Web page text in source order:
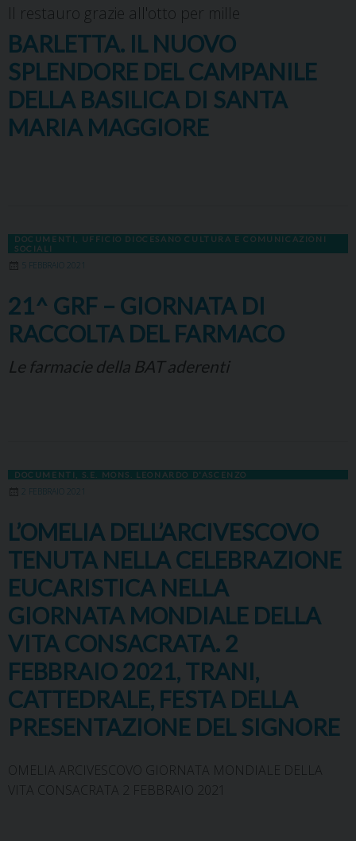
Il restauro grazie all'otto per mille
BARLETTA. IL NUOVO
SPLENDORE DEL CAMPANILE
DELLA BASILICA DI SANTA
MARIA MAGGIORE
DOCUMENTI
UFFICIO DIOCESANO CULTURA E COMUNICAZIONI
SOCIALI
5 FEBBRAIO 2021
21^ GRF – GIORNATA DI
RACCOLTA DEL FARMACO
Le farmacie della BAT aderenti
DOCUMENTI S.E. MONS. LEONARDO D'ASCENZO
2 FEBBRAIO 2021
L’OMELIA DELL’ARCIVESCOVO
TENUTA NELLA CELEBRAZIONE
EUCARISTICA NELLA
GIORNATA MONDIALE DELLA
VITA CONSACRATA. 2
FEBBRAIO 2021, TRANI,
CATTEDRALE, FESTA DELLA
PRESENTAZIONE DEL SIGNORE
OMELIA ARCIVESCOVO GIORNATA MONDIALE DELLA
VITA CONSACRATA 2 FEBBRAIO 2021